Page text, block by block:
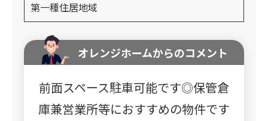
第一種住居地域
オレンジホームからのコメント
前面スペース駐車可能です◎保管倉
庫兼営業所等におすすめの物件です